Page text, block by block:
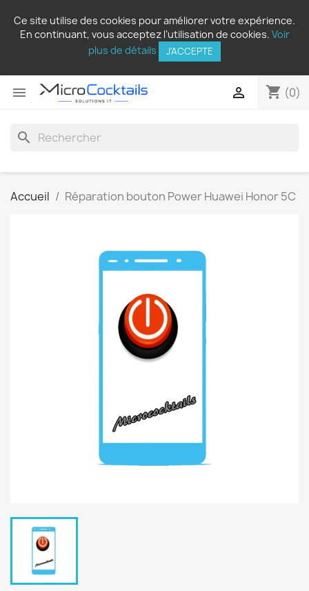
Ce site utilise des cookies pour améliorer votre expérience.
En continuant, vous acceptez l’utilisation de cookies. Voir
plus de détails
J'ACCEPTE
 shopping_cart (0)

search
Accueil Réparation bouton Power Huawei Honor 5C